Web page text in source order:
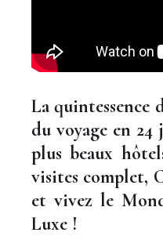
La quintessence
du voyage en 24
plus beaux
visites complet,
et vivez le
Luxe !